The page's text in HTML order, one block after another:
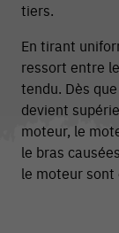
tiers.
En tirant
ressort entre
tendu. Dès
devient
moteur, le
le bras
le moteur sont